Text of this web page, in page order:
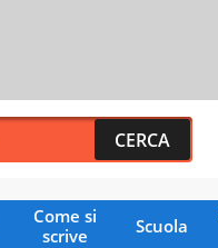
Come si
scrive
Scuola